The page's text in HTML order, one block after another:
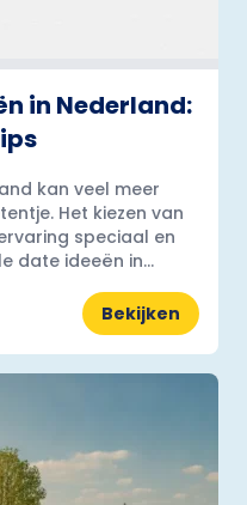
in Nederland:
kan veel meer
Het kiezen van
speciaal en
date ideeën in...
Bekijken